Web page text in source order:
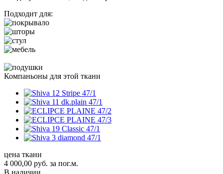
Подходит для:
Компаньоны для этой ткани
цена ткани
4 000,00 руб. за пог.м.
В наличии